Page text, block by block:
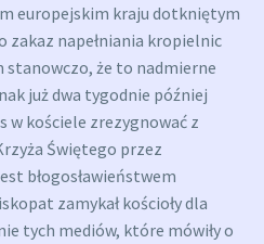
europejskim kraju dotkniętym
zakaz napełniania kropielnic
stanowczo, że to nadmierne
już dwa tygodnie później
w kościele zrezygnować z
Świętego przez
błogosławieństwem
zamykał kościoły dla
tych mediów, które mówiły o